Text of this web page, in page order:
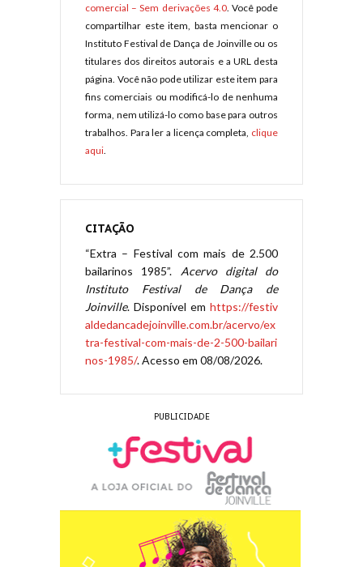
comercial – Sem derivações 4.0. Você pode
compartilhar este item, basta mencionar o
Instituto Festival de Dança de Joinville ou os
titulares dos direitos autorais e a URL desta
página. Você não pode utilizar este item para
fins comerciais ou modificá-lo de nenhuma
forma, nem utilizá-lo como base para outros
trabalhos. Para ler a licença completa, clique
aqui
CITAÇÃO
“Extra – Festival com mais de 2.500
bailarinos 1985”. Acervo digital do
Instituto Festival de Dança de
Joinville. Disponível em https://festiv
aldedancadejoinville.com.br/acervo/ex
tra-festival-com-mais-de-2-500-bailari
nos-1985/. Acesso em 08/08/2026.
PUBLICIDADE